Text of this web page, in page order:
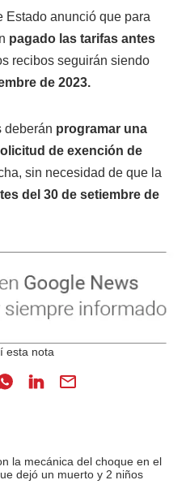
Estado anunció que para
pagado las tarifas antes
recibos seguirán siendo
de 2023.
deberán programar una
de exención de
sin necesidad de que la
del 30 de setiembre de
la mecánica del choque en el
dejó un muerto y 2 niños